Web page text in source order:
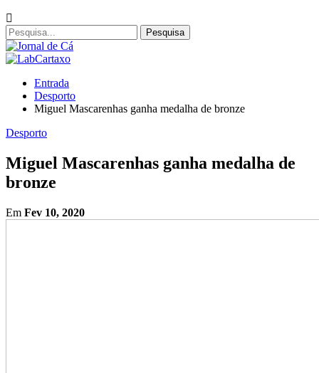
Entrada
Desporto
Miguel Mascarenhas ganha medalha de bronze
Desporto
Miguel Mascarenhas ganha medalha de
bronze
Em Fev 10, 2020